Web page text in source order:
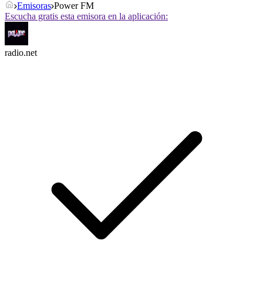
Emisoras Power FM
Escucha gratis esta emisora en la aplicación:
radio.net